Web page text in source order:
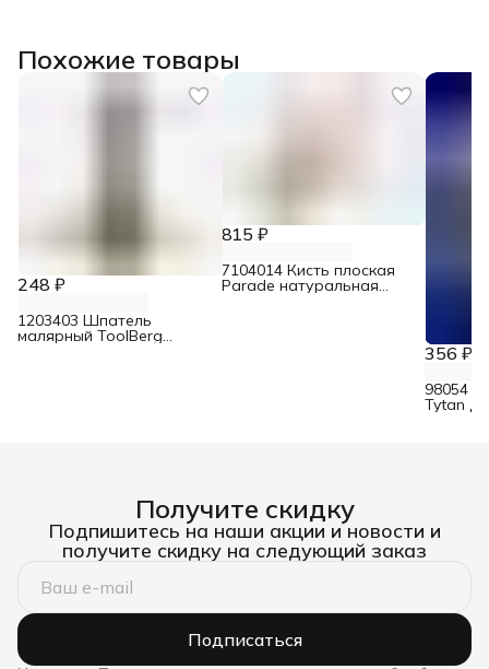
Похожие товары
248 ₽
1203403 Шпатель
малярный ToolBerg
815 ₽
7104014 Кисть плоская
Parade натуральная
356 ₽
98054
Tytan
Получите скидку
Подпишитесь на наши акции и новости и
получите скидку на следующий заказ
Подписаться